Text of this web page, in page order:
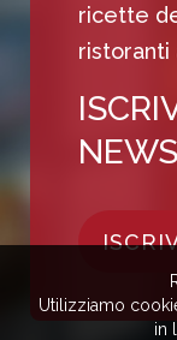
ricette
ristoranti
Utilizziamo
in